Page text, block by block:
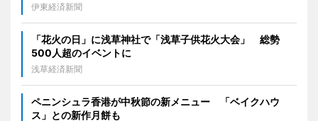
伊東経済新聞
「花火の日」に浅草神社で「浅草子供花火大会」 総勢
500人超のイベントに
浅草経済新聞
ペニンシュラ香港が中秋節の新メニュー 「ベイクハウ
ス」との新作月餅も